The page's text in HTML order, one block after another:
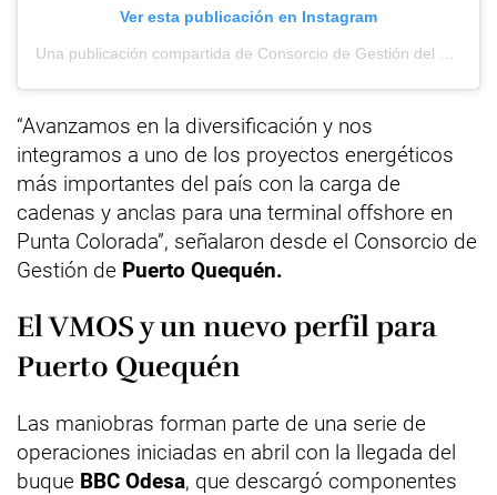
Ver esta publicación en Instagram
“Avanzamos en la diversificación y nos
integramos a uno de los proyectos energéticos
más importantes del país con la carga de
cadenas y anclas para una terminal offshore en
Punta Colorada”, señalaron desde el Consorcio de
Gestión de Puerto Quequén.
El VMOS y un nuevo perfil para
Puerto Quequén
Las maniobras forman parte de una serie de
operaciones iniciadas en abril con la llegada del
buque BBC Odesa, que descargó componentes